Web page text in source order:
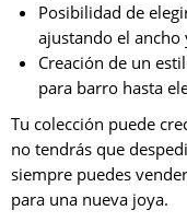
Posibilidad de
ajustando el
Creación de un
para barro hasta
Tu colección puede
no tendrás que
siempre puedes
para una nueva joya.